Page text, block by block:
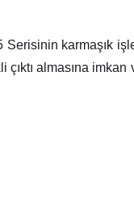
karmaşık
çıktı almasına